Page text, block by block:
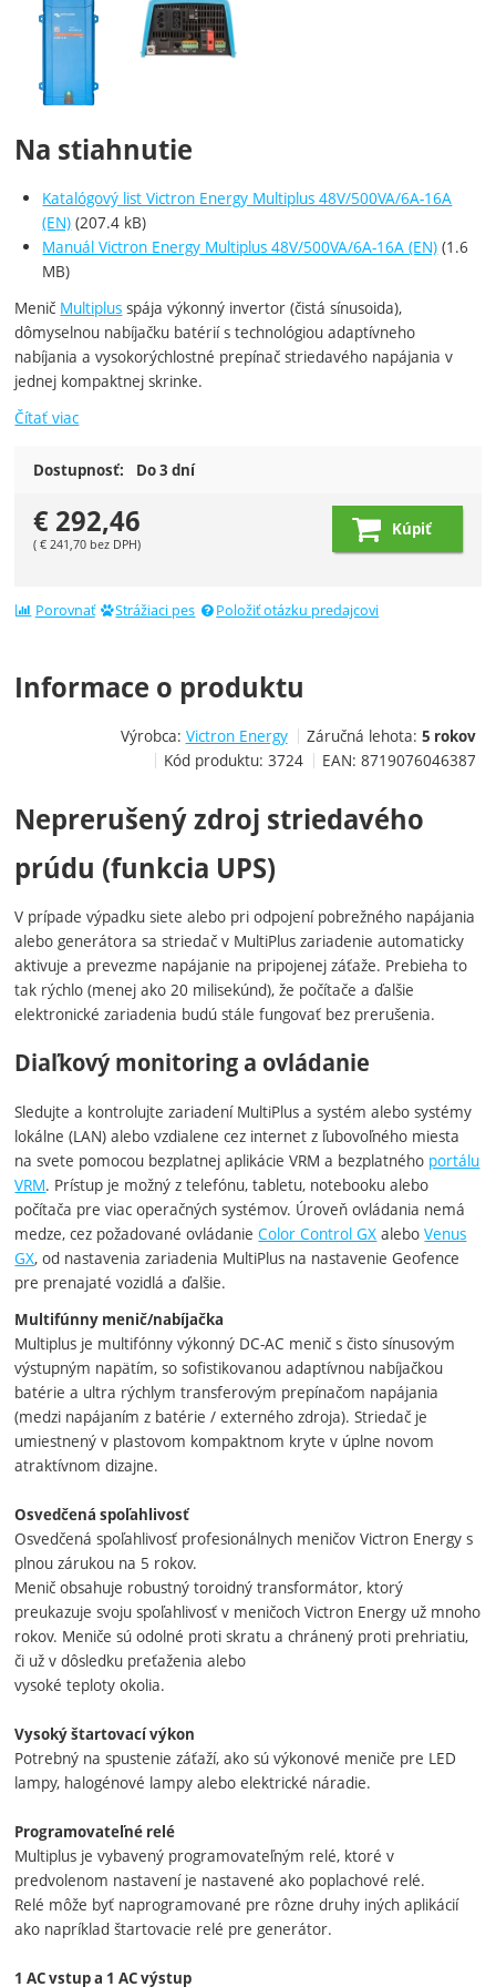
Fotografie
Na stiahnutie
Katalógový list Victron Energy Multiplus 48V/500VA/6A-16A
(EN) (207.4 kB)
Manuál Victron Energy Multiplus 48V/500VA/6A-16A (EN) (1.6
MB)
Menič Multiplus spája výkonný invertor (čistá sínusoida),
dômyselnou nabíjačku batérií s technológiou adaptívneho
nabíjania a vysokorýchlostné prepínač striedavého napájania v
jednej kompaktnej skrinke.
Čítať viac
Dostupnosť: Do 3 dní
€ 292,46
( € 241,70 bez DPH)
Kúpiť
Porovnať Strážiaci pes Položiť otázku predajcovi
Informace o produktu
Výrobca: Victron Energy Záručná lehota: 5 rokov
Kód produktu: 3724 EAN: 8719076046387
Neprerušený zdroj striedavého
prúdu (funkcia UPS)
V prípade výpadku siete alebo pri odpojení pobrežného napájania
alebo generátora sa striedač v MultiPlus zariadenie automaticky
aktivuje a prevezme napájanie na pripojenej záťaže. Prebieha to
tak rýchlo (menej ako 20 milisekúnd), že počítače a ďalšie
elektronické zariadenia budú stále fungovať bez prerušenia.
Diaľkový monitoring a ovládanie
Sledujte a kontrolujte zariadení MultiPlus a systém alebo systémy
lokálne (LAN) alebo vzdialene cez internet z ľubovoľného miesta
na svete pomocou bezplatnej aplikácie VRM a bezplatného portálu
VRM. Prístup je možný z telefónu, tabletu, notebooku alebo
počítača pre viac operačných systémov. Úroveň ovládania nemá
medze, cez požadované ovládanieColor Control GX aleboVenus
GX, od nastavenia zariadenia MultiPlus na nastavenie Geofence
pre prenajaté vozidlá a ďalšie.
Multifúnny menič/nabíjačka
Multiplus je multifónny výkonný DC-AC menič s čisto sínusovým
výstupným napätím, so sofistikovanou adaptívnou nabíjačkou
batérie a ultra rýchlym transferovým prepínačom napájania
(medzi napájaním z batérie / externého zdroja). Striedač je
umiestnený v plastovom kompaktnom kryte v úplne novom
atraktívnom dizajne.
Osvedčená spoľahlivosť
Osvedčená spoľahlivosť profesionálnych meničov Victron Energy s
plnou zárukou na 5 rokov.
Menič obsahuje robustný toroidný transformátor, ktorý
preukazuje svoju spoľahlivosť v meničoch Victron Energy už mnoho
rokov. Meniče sú odolné proti skratu a chránený proti prehriatiu,
či už v dôsledku preťaženia alebo
vysoké teploty okolia.
Vysoký štartovací výkon
Potrebný na spustenie záťaží, ako sú výkonové meniče pre LED
lampy, halogénové lampy alebo elektrické náradie.
Programovateľné relé
Multiplus je vybavený programovateľným relé, ktoré v
predvolenom nastavení je nastavené ako poplachové relé.
Relé môže byť naprogramované pre rôzne druhy iných aplikácií
ako napríklad štartovacie relé pre generátor.
1 AC vstup a 1 AC výstup